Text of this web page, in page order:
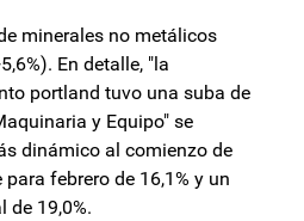
minerales no metálicos
En detalle, "la
portland tuvo una suba de
y Equipo" se
dinámico al comienzo de
febrero de 16,1% y un
de 19,0%.